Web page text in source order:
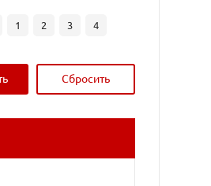
1 2 3 4